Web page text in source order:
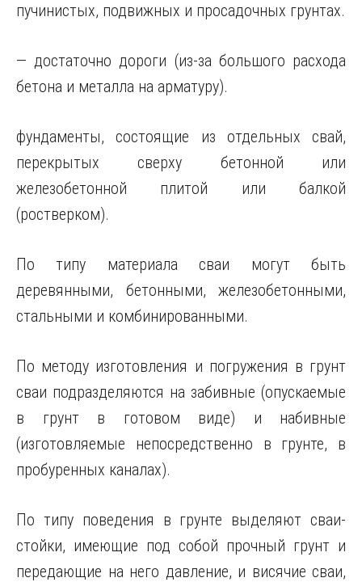
пучинистых, подвижных и просадочных грунтах.
— достаточно дороги (из-за большого расхода
бетона и металла на арматуру).
фундаменты, состоящие из отдельных свай,
перекрытых сверху бетонной или
железобетонной плитой или балкой
(ростверком).
По типу материала сваи могут быть
деревянными, бетонными, железобетонными,
стальными и комбинированными.
По методу изготовления и погружения в грунт
сваи подразделяются на забивные (опускаемые
в грунт в готовом виде) и набивные
(изготовляемые непосредственно в грунте, в
пробуренных каналах).
По типу поведения в грунте выделяют сваи-
стойки, имеющие под собой прочный грунт и
передающие на него давление, и висячие сваи,